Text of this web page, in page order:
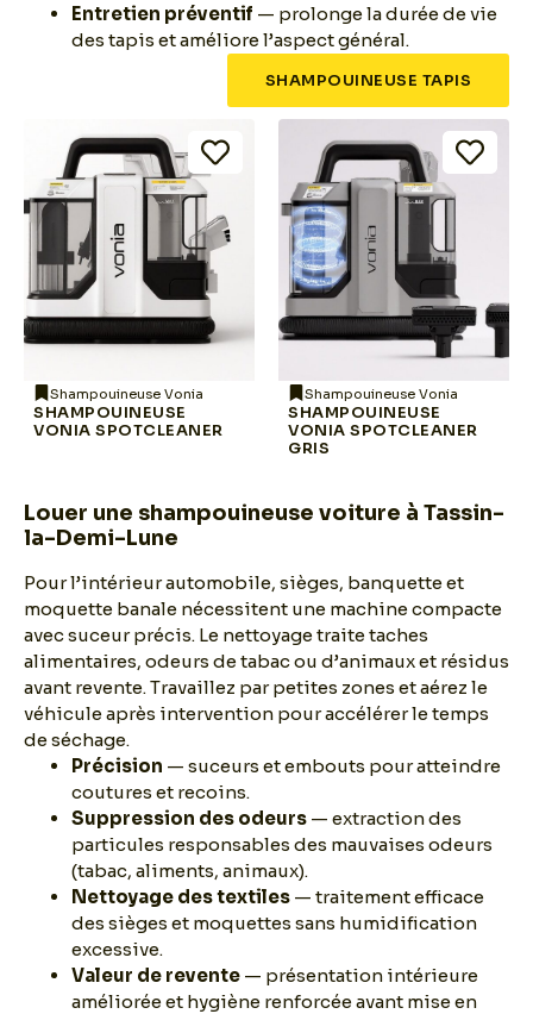
Entretien préventif — prolonge la durée de vie
des tapis et améliore l’aspect général.
SHAMPOUINEUSE TAPIS
Shampouineuse Vonia
SHAMPOUINEUSE
VONIA SPOTCLEANER
Shampouineuse Vonia
SHAMPOUINEUSE
VONIA SPOTCLEANER
GRIS
Louer une shampouineuse voiture à Tassin-
la-Demi-Lune
Pour l’intérieur automobile, sièges, banquette et
moquette banale nécessitent une machine compacte
avec suceur précis. Le nettoyage traite taches
alimentaires, odeurs de tabac ou d’animaux et résidus
avant revente. Travaillez par petites zones et aérez le
véhicule après intervention pour accélérer le temps
de séchage.
Précision — suceurs et embouts pour atteindre
coutures et recoins.
Suppression des odeurs — extraction des
particules responsables des mauvaises odeurs
(tabac, aliments, animaux).
Nettoyage des textiles — traitement efficace
des sièges et moquettes sans humidification
excessive.
Valeur de revente — présentation intérieure
améliorée et hygiène renforcée avant mise en